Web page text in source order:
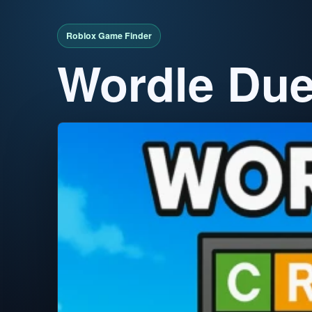
Wordle